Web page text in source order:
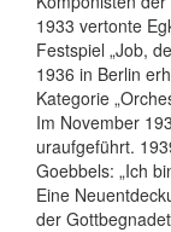
1933 vertonte
Festspiel „Job,
1936 in Berlin
Kategorie
Im November
uraufgeführt.
Goebbels: „Ich
Eine
der